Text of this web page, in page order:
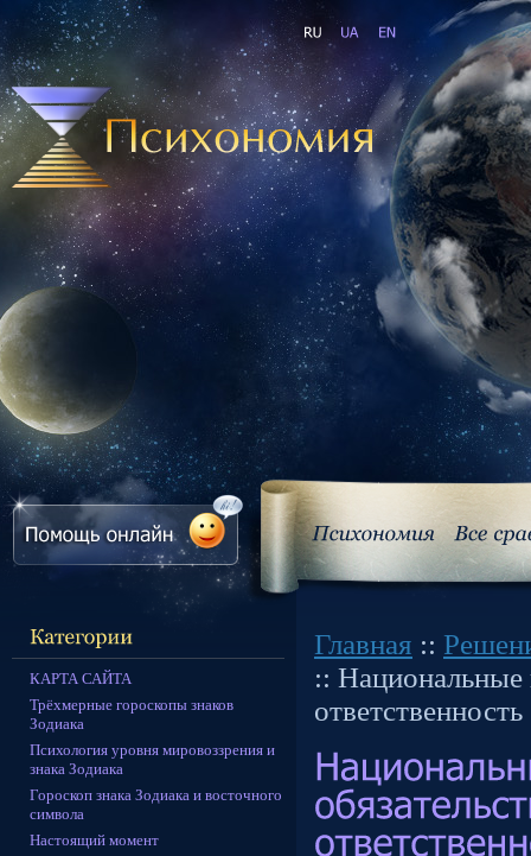
КАРТА САЙТА
Трёхмерные гороскопы знаков
Зодиака
Психология уровня мировоззрения и
знака Зодиака
Гороскоп знака Зодиака и восточного
символа
Настоящий момент
Главная ::
:: Национальные
ответственность